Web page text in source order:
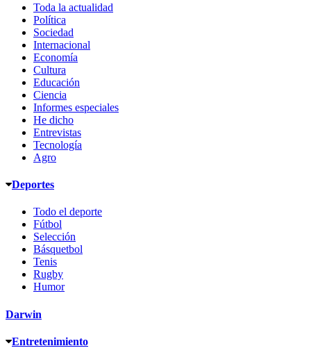
Toda la actualidad
Política
Sociedad
Internacional
Economía
Cultura
Educación
Ciencia
Informes especiales
He dicho
Entrevistas
Tecnología
Agro
Deportes
Todo el deporte
Fútbol
Selección
Básquetbol
Tenis
Rugby
Humor
Darwin
Entretenimiento